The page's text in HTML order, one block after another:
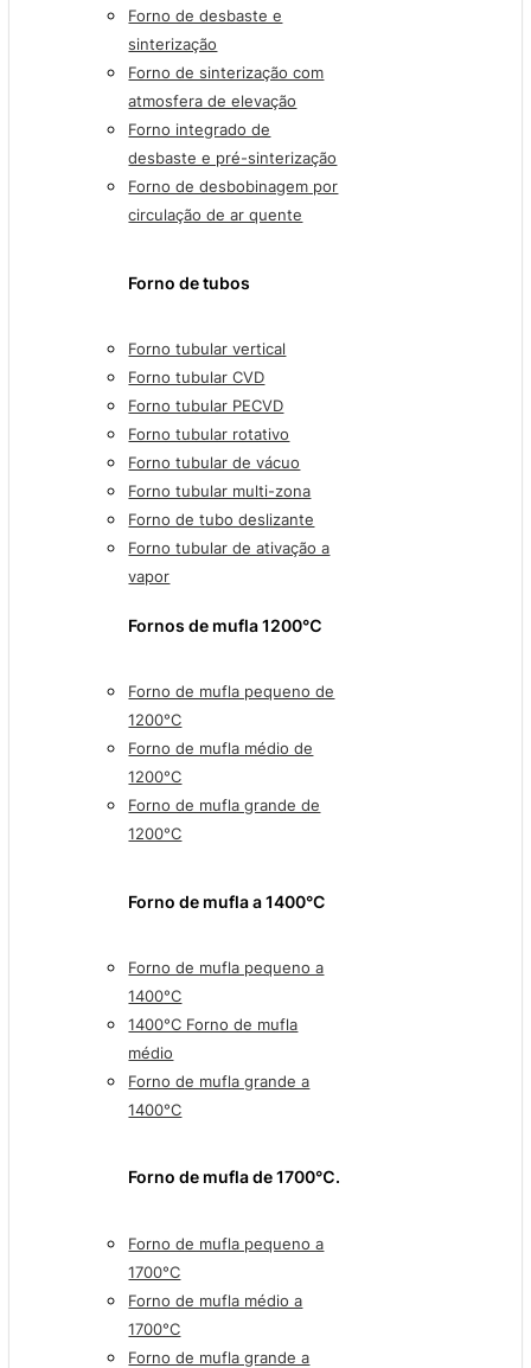
Forno de desbaste e
sinterização
Forno de sinterização com
atmosfera de elevação
Forno integrado de
desbaste e pré-sinterização
Forno de desbobinagem por
circulação de ar quente
Forno de tubos
Forno tubular vertical
Forno tubular CVD
Forno tubular PECVD
Forno tubular rotativo
Forno tubular de vácuo
Forno tubular multi-zona
Forno de tubo deslizante
Forno tubular de ativação a
vapor
Fornos de mufla 1200℃
Forno de mufla pequeno de
1200°C
Forno de mufla médio de
1200°C
Forno de mufla grande de
1200°C
Forno de mufla a 1400°C
Forno de mufla pequeno a
1400°C
1400°C Forno de mufla
médio
Forno de mufla grande a
1400°C
Forno de mufla de 1700℃.
Forno de mufla pequeno a
1700°C
Forno de mufla médio a
1700°C
Forno de mufla grande a